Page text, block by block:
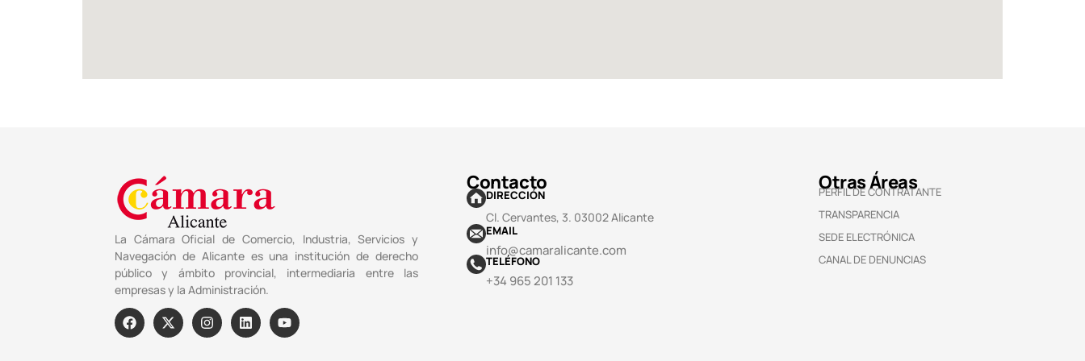
La Cámara Oficial de Comercio, Industria, Servicios y
Navegación de Alicante es una institución de derecho
público y ámbito provincial, intermediaria entre las
empresas y la Administración.
Contacto
DIRECCIÓN
Cl. Cervantes, 3. 03002 Alicante
EMAIL
info@camaralicante.com
TELÉFONO
+34 965 201 133
Otras Áreas
PERFIL DE CONTRATANTE
TRANSPARENCIA
SEDE ELECTRÓNICA
CANAL DE DENUNCIAS